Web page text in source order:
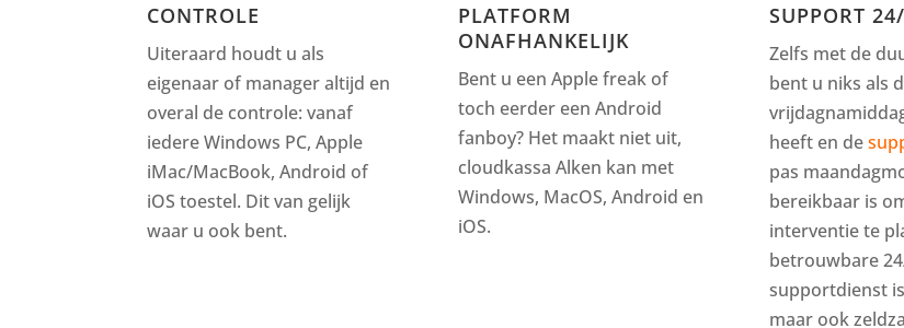
CONTROLE
Uiteraard houdt u als
eigenaar of manager altijd en
overal de controle: vanaf
iedere Windows PC, Apple
iMac/MacBook, Android of
iOS toestel. Dit van gelijk
waar u ook bent.
PLATFORM
ONAFHANKELIJK
Bent u een Apple freak of
toch eerder een Android
fanboy? Het maakt niet uit,
cloudkassa Alken kan met
Windows, MacOS, Android en
iOS.
SUPPORT
Zelfs met de
bent u niks als
heeft en de
pas
bereikbaar is
interventie te
betrouwbare
supportdienst
maar ook